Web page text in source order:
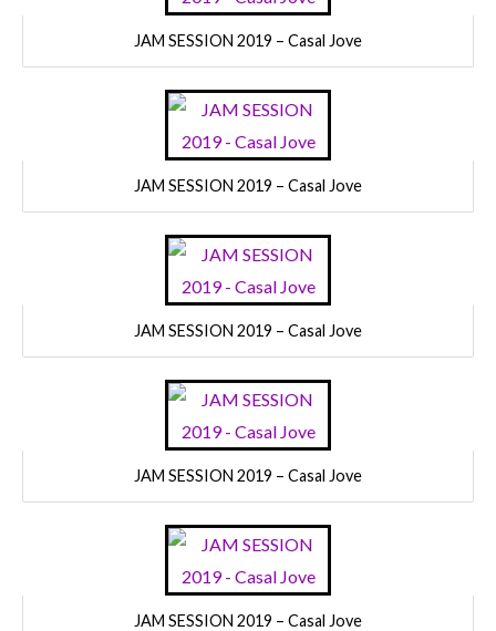
JAM SESSION 2019 – Casal Jove
JAM SESSION 2019 – Casal Jove
JAM SESSION 2019 – Casal Jove
JAM SESSION 2019 – Casal Jove
JAM SESSION 2019 – Casal Jove